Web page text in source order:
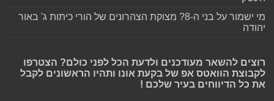
מי ישמור על בני ה-8? מצוקת הצהרונים של הורי כיתות ג' באור
יהודה
רוצים להשאר מעודכנים ולדעת הכל לפני כולם? הצטרפו
לקבוצת הוואטס אפ של בקעת אונו ותהיו הראשונים לקבל
את כל הדיווחים בעיר שלכם !